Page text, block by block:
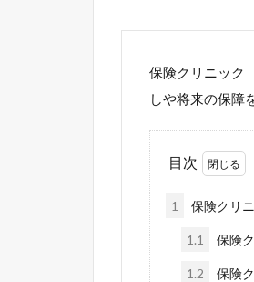
保険クリニック
しや将来の保障
目次
1 保険クリ
1.1 保険
1.2
保険